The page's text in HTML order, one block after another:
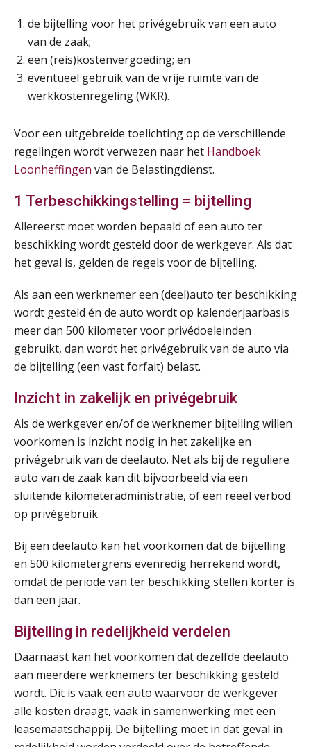
de bijtelling voor het privégebruik van een auto
van de zaak;
een (reis)kostenvergoeding; en
eventueel gebruik van de vrije ruimte van de
werkkostenregeling (WKR).
Voor een uitgebreide toelichting op de verschillende
regelingen wordt verwezen naar het Handboek
Loonheffingen van de Belastingdienst.
1 Terbeschikkingstelling = bijtelling
Allereerst moet worden bepaald of een auto ter
beschikking wordt gesteld door de werkgever. Als dat
het geval is, gelden de regels voor de bijtelling.
Als aan een werknemer een (deel)auto ter beschikking
wordt gesteld én de auto wordt op kalenderjaarbasis
meer dan 500 kilometer voor privédoeleinden
gebruikt, dan wordt het privégebruik van de auto via
de bijtelling (een vast forfait) belast.
Inzicht in zakelijk en privégebruik
Als de werkgever en/of de werknemer bijtelling willen
voorkomen is inzicht nodig in het zakelijke en
privégebruik van de deelauto. Net als bij de reguliere
auto van de zaak kan dit bijvoorbeeld via een
sluitende kilometeradministratie, of een reëel verbod
op privégebruik.
Bij een deelauto kan het voorkomen dat de bijtelling
en 500 kilometergrens evenredig herrekend wordt,
omdat de periode van ter beschikking stellen korter is
dan een jaar.
Bijtelling in redelijkheid verdelen
Daarnaast kan het voorkomen dat dezelfde deelauto
aan meerdere werknemers ter beschikking gesteld
wordt. Dit is vaak een auto waarvoor de werkgever
alle kosten draagt, vaak in samenwerking met een
leasemaatschappij. De bijtelling moet in dat geval in
11
AUG
Practical Diploma in Payroll Administration (PDL®)
Markus Verbeek Praehep
AUG
Markus Verbeek Praehep
17
AUG
Module Arbeidsrecht en Sociale Zekerheid VPS
AUG
Markus Verbeek Praehep
24
AUG
Module Loonheffingen VPS
Markus Verbeek Praehep